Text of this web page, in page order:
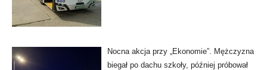
Nocna akcja przy „Ekonomie”. Mężczyzna
biegał po dachu szkoły, później próbował